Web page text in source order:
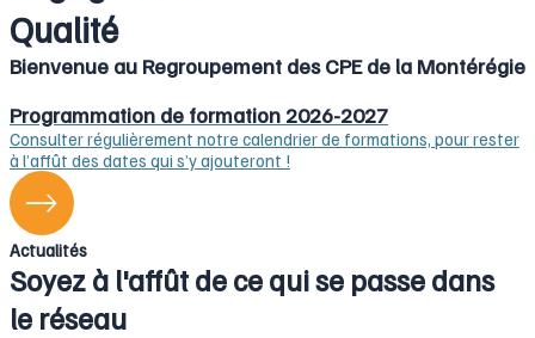
Qualité
Bienvenue au Regroupement des CPE de la Montérégie
Programmation de formation 2026-2027
Consulter régulièrement notre calendrier de formations, pour rester
à l’affût des dates qui s’y ajouteront !
Actualités
Soyez à l'affût de ce qui se passe dans
le réseau